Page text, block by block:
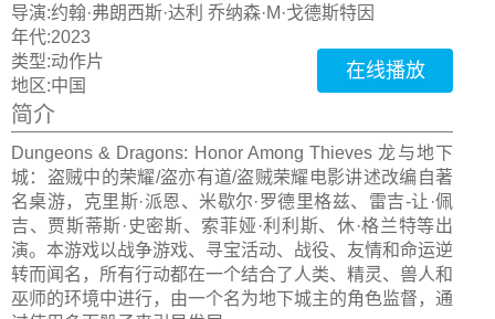
吉-让·佩吉
导演:约翰·弗朗西斯·达利 乔纳森·M·戈德斯特因
年代:2023
类型:动作片
地区:中国
在线播放
简介
Dungeons & Dragons: Honor Among Thieves 龙与地下
城：盗贼中的荣耀/盗亦有道/盗贼荣耀电影讲述改编自著
名桌游，克里斯·派恩、米歇尔·罗德里格兹、雷吉-让·佩
吉、贾斯蒂斯·史密斯、索菲娅·利利斯、休·格兰特等出
演。本游戏以战争游戏、寻宝活动、战役、友情和命运逆
转而闻名，所有行动都在一个结合了人类、精灵、兽人和
巫师的环境中进行，由一个名为地下城主的角色监督，通